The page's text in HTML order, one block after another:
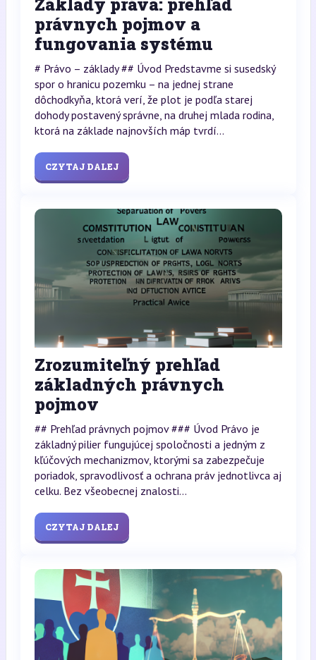
právnych pojmov a
fungovania systému
# Právo – základy ## Úvod Predstavme si susedský
spor o hranicu pozemku – na jednej strane
dôchodkyňa, ktorá verí, že plot je podľa starej
dohody postavený správne, na druhej mlada rodina,
ktorá na základe najnovších máp tvrdí...
CZYTAJ DALEJ
Zrozumiteľný prehľad
základných právnych
pojmov
## Prehľad právnych pojmov ### Úvod Právo je
základný pilier fungujúcej spoločnosti a jedným z
kľúčových mechanizmov, ktorými sa zabezpečuje
poriadok, spravodlivosť a ochrana práv jednotlivca aj
celku. Bez všeobecnej znalosti...
CZYTAJ DALEJ